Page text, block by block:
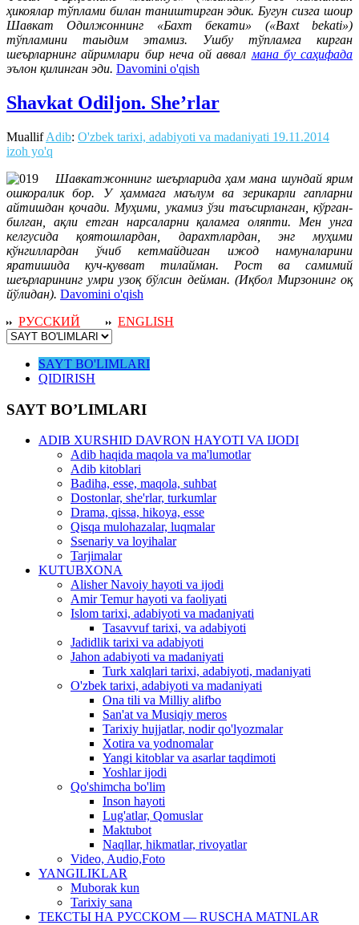
ҳикоялар тўплами билан таништирган эдик. Бугун сизга шоир
Шавкат Одилжоннинг «Бахт бекати» («Baxt bekati»)
тўпламини таыдим этамиз. Ушбу тўпламга кирган
шеърларнинг айримлари бир неча ой аввал мана бу саҳифада
эълон қилинган эди. Davomini o'qish
Shavkat Odiljon. She’rlar
MuallifAdib: O'zbek tarixi, adabiyoti va madaniyati 19.11.2014
izoh yo'q
Шавкатжоннинг шеърларида ҳам мана шундай ярим
ошкоралик бор. У ҳаммага маълум ва зерикарли гапларни
айтишдан қочади. Муҳими, укамиз ўзи таъсирланган, кўрган-
билган, ақли етган нарсаларни қаламга оляпти. Мен унга
келгусида қоятошлардан, дарахтлардан, энг муҳими
кўнгиллардан ўчиб кетмайдиган ижод намуналарини
яратишида куч-қувват тилайман. Рост ва самимий
шеърларининг умри узоқ бўлсин дейман. (Иқбол Мирзонинг оқ
йўлидан). Davomini o'qish
РУССКИЙ
ENGLISH
SAYT BO'LIMLARI
QIDIRISH
SAYT BO’LIMLARI
ADIB XURSHID DAVRON HAYOTI VA IJODI
Adib haqida maqola va ma'lumotlar
Adib kitoblari
Badiha, esse, maqola, suhbat
Dostonlar, she'rlar, turkumlar
Drama, qissa, hikoya, esse
Qisqa mulohazalar, luqmalar
Ssenariy va loyihalar
Tarjimalar
KUTUBXONA
Alisher Navoiy hayoti va ijodi
Amir Temur hayoti va faoliyati
Islom tarixi, adabiyoti va madaniyati
Tasavvuf tarixi, va adabiyoti
Jadidlik tarixi va adabiyoti
Jahon adabiyoti va madaniyati
Turk xalqlari tarixi, adabiyoti, madaniyati
O'zbek tarixi, adabiyoti va madaniyati
Ona tili va Milliy alifbo
San'at va Musiqiy meros
Tarixiy hujjatlar, nodir qo'lyozmalar
Xotira va yodnomalar
Yangi kitoblar va asarlar taqdimoti
Yoshlar ijodi
Qo'shimcha bo'lim
Inson hayoti
Lug'atlar, Qomuslar
Maktubot
Naqllar, hikmatlar, rivoyatlar
Video, Audio,Foto
YANGILIKLAR
Muborak kun
Tarixiy sana
ТЕКСТЫ НА РУССКОМ — RUSCHA MATNLAR